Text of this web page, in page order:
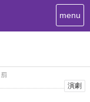
T
o
menu
演劇